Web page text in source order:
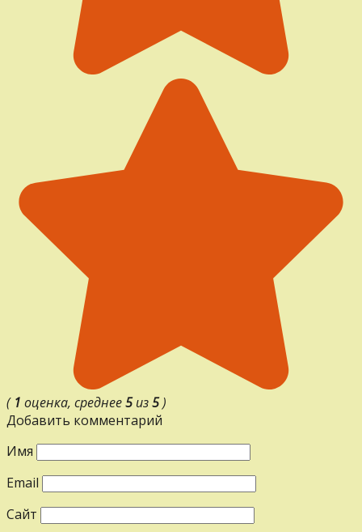
( 1 оценка, среднее5из5)
Добавить комментарий
Имя
Email
Сайт